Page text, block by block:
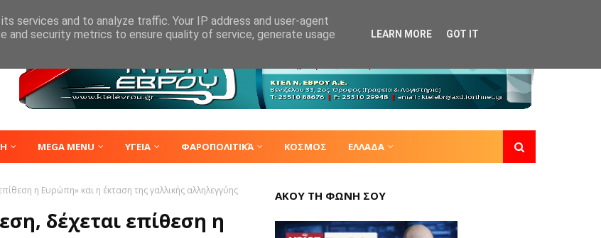
MEGA MENU ΥΓΕΙΑ ΦΑΡΟΠΟΛΙΤΙΚΆ ΚΟΣΜΟΣ ΕΛΛΑΔΑ
η Ευρώπη» και η έκταση της γαλλικής αλληλεγγύης
δέχεται επίθεση η
ΑΚΟΥ ΤΗ ΦΩΝΗ ΣΟΥ
services and to analyze traffic. Your IP address and user-agent
and security metrics to ensure quality of service, generate usage
LEARN MORE GOT IT